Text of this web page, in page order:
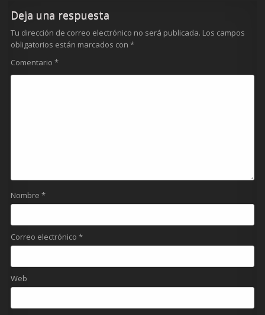
Deja una respuesta
Tu dirección de correo electrónico no será publicada. Los campos
obligatorios están marcados con*
Comentario*
Nombre*
Correo electrónico*
Web